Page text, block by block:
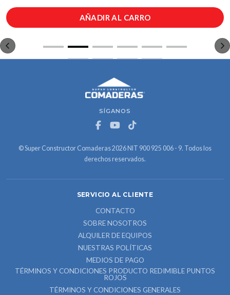
AÑADIR AL CARRO
SÍGANOS
© Super Constructor Comaderas 2026 NIT 900 925 006 - 9. Todos los
derechos reservados.
SERVICIO AL CLIENTE
CONTACTO
SOBRE NOSOTROS
ALQUILER DE EQUIPOS
NUESTRAS POLÍTICAS
MEDIOS DE PAGO
TÉRMINOS Y CONDICIONES PRODUCTO REDIMIBLE PUNTOS
ROJOS
TÉRMINOS Y CONDICIONES GENERALES